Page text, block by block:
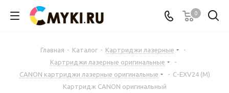
0
Главная - Каталог - Картриджи лазерные
-
Картриджи лазерные оригинальные
-
CANON картриджи лазерные оригинальные
- C-EXV24 (M)
Картридж CANON оригинальный